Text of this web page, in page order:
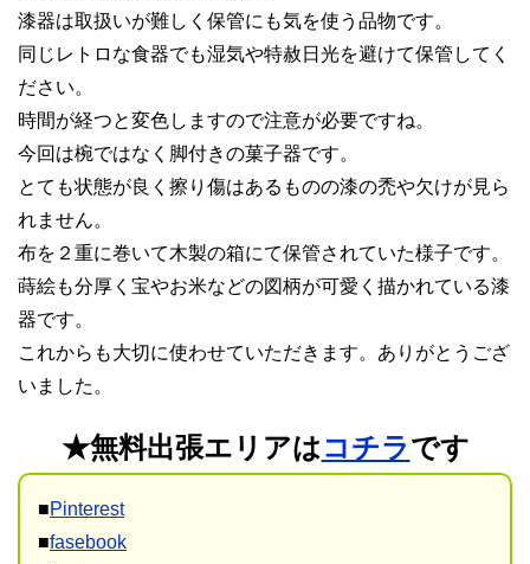
漆器は取扱いが難しく保管にも気を使う品物です。
同じレトロな食器でも湿気や特赦日光を避けて保管してく
ださい。
時間が経つと変色しますので注意が必要ですね。
今回は椀ではなく脚付きの菓子器です。
とても状態が良く擦り傷はあるものの漆の禿や欠けが見ら
れません。
布を２重に巻いて木製の箱にて保管されていた様子です。
蒔絵も分厚く宝やお米などの図柄が可愛く描かれている漆
器です。
これからも大切に使わせていただきます。ありがとうござ
いました。
★無料出張エリアはコチラです
■Pinterest
■fasebook